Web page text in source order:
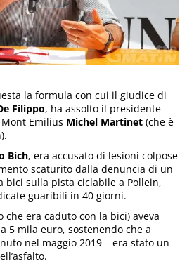
la formula con cui il giudice di
Filippo, ha assolto il presidente
Emilius Michel Martinet (che è
Bich, era accusato di lesioni colpose
scaturito dalla denuncia di un
bici sulla pista ciclabile a Pollein,
guaribili in 40 giorni.
che era caduto con la bici) aveva
5 mila euro, sostenendo che a
nel maggio 2019 – era stato un